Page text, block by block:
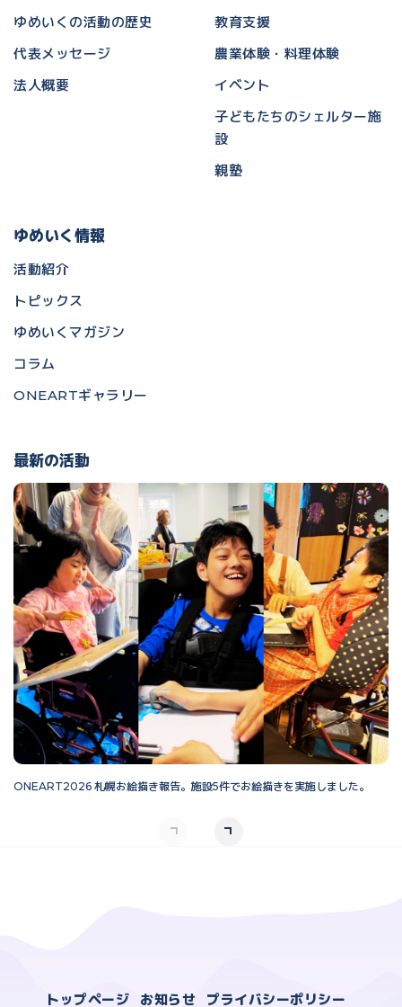
ゆめいくの活動の歴史
代表メッセージ
法人概要
教育支援
農業体験・料理体験
イベント
子どもたちのシェルター施
設
親塾
ゆめいく情報
活動紹介
トピックス
ゆめいくマガジン
コラム
ONEARTギャラリー
最新の活動
ONEART2026 札幌お絵描き報告。施設5件でお絵描きを実施しました。
トップページ お知らせ プライバシーポリシー